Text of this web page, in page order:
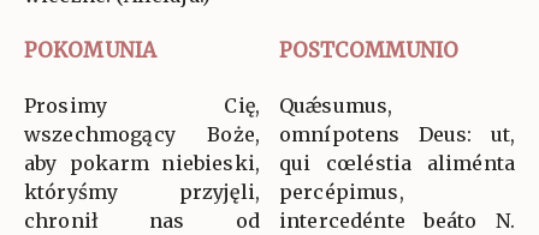
POKOMUNIA POSTCOMMUNIO
Prosimy Cię,
wszechmogący Boże,
aby pokarm niebieski,
któryśmy przyjęli,
chronił nas od
Quǽsumus,
omnípotens Deus: ut,
qui cœléstia aliménta
percépimus,
intercedénte beáto N.